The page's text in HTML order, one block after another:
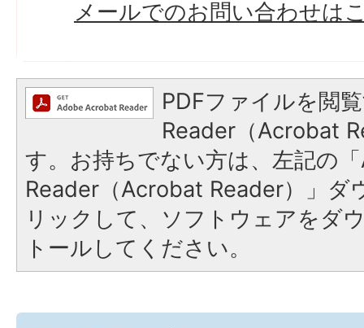
メールでのお問い合わせは
PDFファイルを閲
Reader（Acrobat
す。お持ちでない方は、左記の
Reader（Acrobat Reader）」ダ
リックして、ソフトウェアをダ
トールしてください。